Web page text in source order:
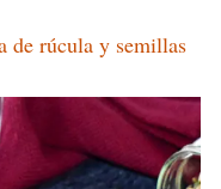
de rúcula y semillas